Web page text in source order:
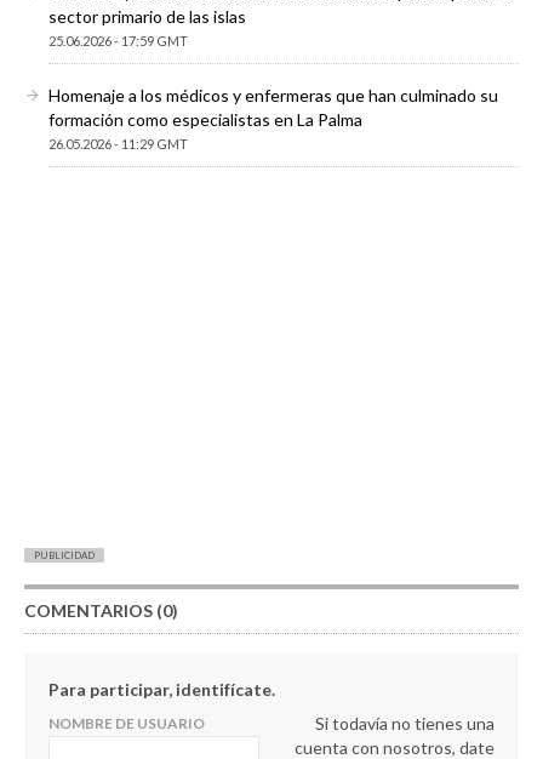
sector primario de las islas
25.06.2026 - 17:59 GMT
Homenaje a los médicos y enfermeras que han culminado su
formación como especialistas en La Palma
26.05.2026 - 11:29 GMT
PUBLICIDAD
COMENTARIOS (0)
Para participar, identifícate.
NOMBRE DE USUARIO
Si todavía no tienes una
cuenta con nosotros, date